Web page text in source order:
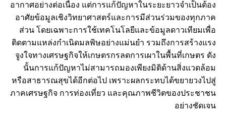
อากาศอย่างต่อเนื่อง แต่การแก้ปัญหาในระยะยาวจำเป็นต้อง
อาศัยข้อมูลเชิงวิทยาศาสตร์และการมีส่วนร่วมของทุกภาค
ส่วน โดยเฉพาะการใช้เทคโนโลยีและข้อมูลดาวเทียมเพื่อ
ติดตามแหล่งกำเนิดมลพิษอย่างแม่นยำ รวมถึงการสร้างแรง
จูงใจทางเศรษฐกิจให้เกษตรกรลดการเผาในพื้นที่เกษตร ดัง
นั้นการแก้ปัญหาไม่สามารถมองเพียงมิติด้านสิ่งแวดล้อม
หรือสาธารณสุขได้อีกต่อไป เพราะผลกระทบได้ขยายวงไปสู่
ภาคเศรษฐกิจ การท่องเที่ยว และคุณภาพชีวิตของประชาชน
อย่างชัดเจน